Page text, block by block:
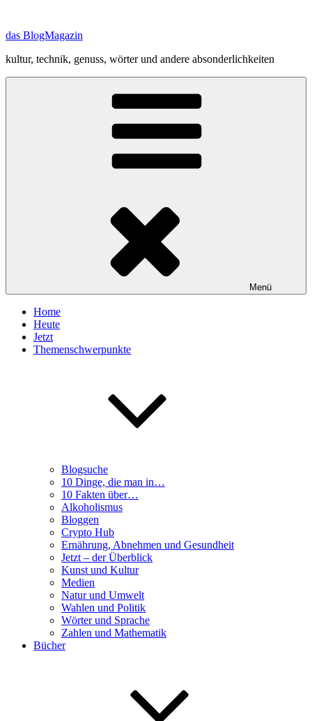
springen
das BlogMagazin
kultur, technik, genuss, wörter und andere absonderlichkeiten
Menü
Home
Heute
Jetzt
Themenschwerpunkte
Blogsuche
10 Dinge, die man in…
10 Fakten über…
Alkoholismus
Bloggen
Crypto Hub
Ernährung, Abnehmen und Gesundheit
Jetzt – der Überblick
Kunst und Kultur
Medien
Natur und Umwelt
Wahlen und Politik
Wörter und Sprache
Zahlen und Mathematik
Bücher